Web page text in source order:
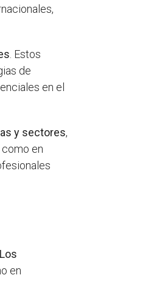
. Estos
de
en el
y sectores,
en
Los
en